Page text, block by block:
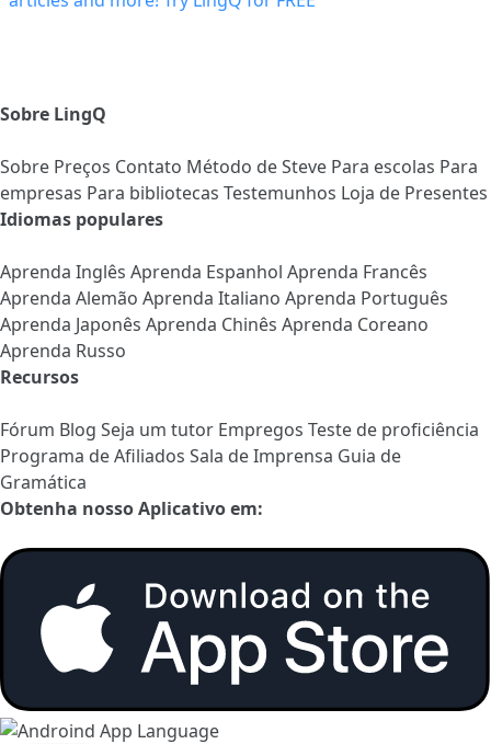
Sobre LingQ
Sobre Preços Contato Método de Steve Para escolas Para
empresas Para bibliotecas Testemunhos Loja de Presentes
Idiomas populares
Aprenda Inglês Aprenda Espanhol Aprenda Francês
Aprenda Alemão Aprenda Italiano Aprenda Português
Aprenda Japonês Aprenda Chinês Aprenda Coreano
Aprenda Russo
Recursos
Fórum Blog Seja um tutor Empregos Teste de proficiência
Programa de Afiliados Sala de Imprensa Guia de
Gramática
Obtenha nosso Aplicativo em: